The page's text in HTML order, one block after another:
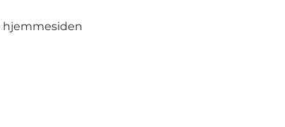
hjemmesiden